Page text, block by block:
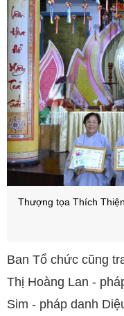
Thượng tọa Thích
Ban Tổ chức cũng
Thị Hoàng Lan -
Sim - pháp danh